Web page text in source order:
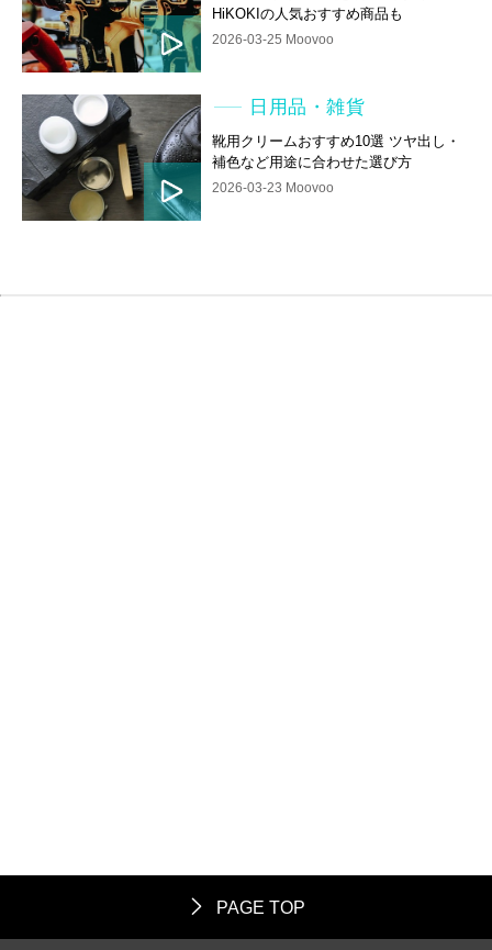
HiKOKIの人気おすすめ商品も
2026-03-25 Moovoo
日用品・雑貨
靴用クリームおすすめ10選 ツヤ出し・
補色など用途に合わせた選び方
2026-03-23 Moovoo
PAGE TOP